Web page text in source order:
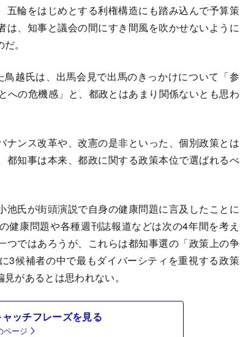
輪をはじめとする利権構造にも踏み込んで予算策
、知事と議会の間にすき間風を吹かせないように
。
越氏は、出馬会見で出馬のきっかけについて「参
の危機感」と、都政とはあまり関係ないとも思わ
ンス改革や、改憲の是非といった、個別政策とは
知事は本来、都政に関する政策本位で選ばれるべ
氏が街頭演説で自身の健康問題に言及したことに
健康問題や各種週刊誌報道などは次の4年間を考え
つではあろうが、これらは都知事選の「政策上の争
3候補者の中で最もダイバーシティを重視する政策
があるとは思われない。
ッチフレーズを見る
ページ